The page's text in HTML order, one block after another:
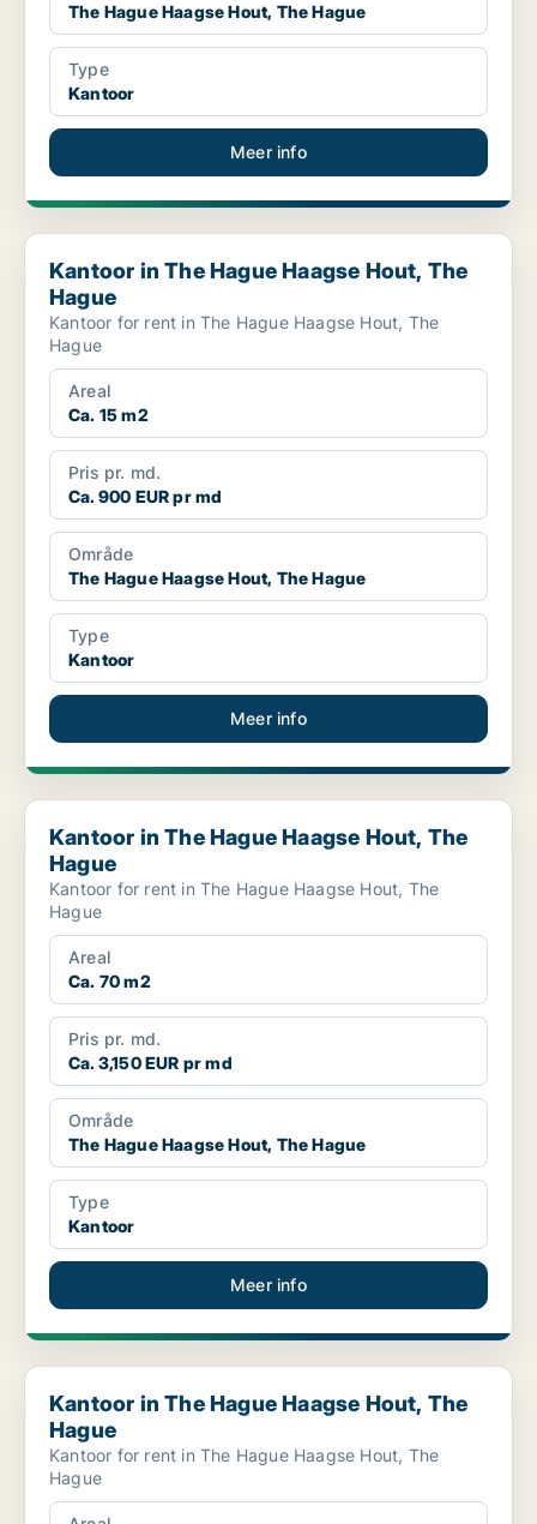
The Hague Haagse Hout, The Hague
Type
Kantoor
Meer info
Kantoor in The Hague Haagse Hout, The Hague
Kantoor in The Hague Haagse Hout, The
Hague
Kantoor for rent in The Hague Haagse Hout, The
Hague
Areal
Ca. 15 m2
Pris pr. md.
Ca. 900 EUR pr md
Område
The Hague Haagse Hout, The Hague
Type
Kantoor
Meer info
Kantoor in The Hague Haagse Hout, The Hague
Kantoor in The Hague Haagse Hout, The
Hague
Kantoor for rent in The Hague Haagse Hout, The
Hague
Areal
Ca. 70 m2
Pris pr. md.
Ca. 3,150 EUR pr md
Område
The Hague Haagse Hout, The Hague
Type
Kantoor
Meer info
Kantoor in The Hague Haagse Hout, The Hague
Kantoor in The Hague Haagse Hout, The
Hague
Kantoor for rent in The Hague Haagse Hout, The
Hague